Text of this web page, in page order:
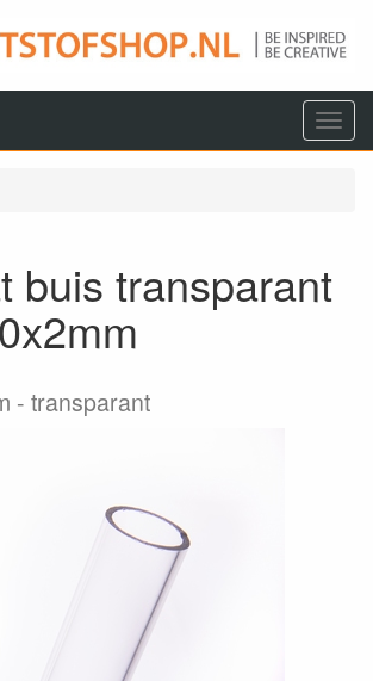
Menu
buis transparant
transparant